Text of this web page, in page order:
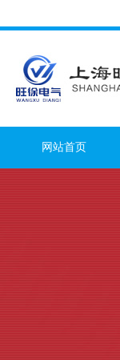
网站首页